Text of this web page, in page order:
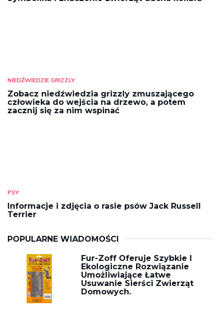
NIEDŹWIEDZIE GRIZZLY
Zobacz niedźwiedzia grizzly zmuszającego
człowieka do wejścia na drzewo, a potem
zacznij się za nim wspinać
PSY
Informacje i zdjęcia o rasie psów Jack Russell
Terrier
POPULARNE WIADOMOŚCI
Fur-Zoff Oferuje Szybkie I
Ekologiczne Rozwiązanie
Umożliwiające Łatwe
Usuwanie Sierści Zwierząt
Domowych.